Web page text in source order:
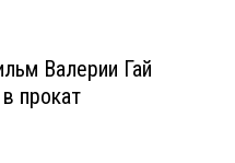
Валерии Гай
прокат